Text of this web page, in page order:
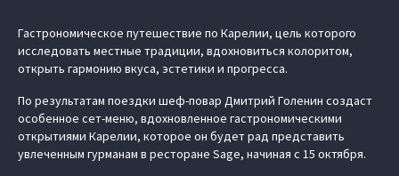
Гастрономическое путешествие по Карелии, цель которого
исследовать местные традиции, вдохновиться колоритом,
открыть гармонию вкуса, эстетики и прогресса.
По результатам поездки шеф-повар Дмитрий Голенин создаст
особенное сет-меню, вдохновленное гастрономическими
открытиями Карелии, которое он будет рад представить
увлеченным гурманам в ресторане Sage, начиная с 15 октября.